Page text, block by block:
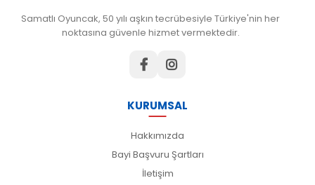
Samatlı Oyuncak, 50 yılı aşkın tecrübesiyle Türkiye'nin her
noktasına güvenle hizmet vermektedir.
KURUMSAL
Hakkımızda
Bayi Başvuru Şartları
İletişim